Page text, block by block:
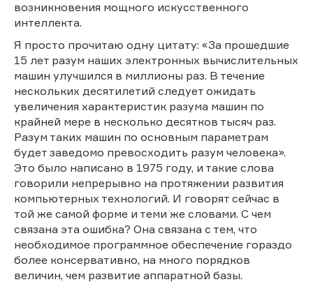
возникновения мощного искусственного
интеллекта.
Я просто прочитаю одну цитату: «За прошедшие
15 лет разум наших электронных вычислительных
машин улучшился в миллионы раз. В течение
нескольких десятилетий следует ожидать
увеличения характеристик разума машин по
крайней мере в несколько десятков тысяч раз.
Разум таких машин по основным параметрам
будет заведомо превосходить разум человека».
Это было написано в 1975 году, и такие слова
говорили непрерывно на протяжении развития
компьютерных технологий. И говорят сейчас в
той же самой форме и теми же словами. С чем
связана эта ошибка? Она связана с тем, что
необходимое программное обеспечение гораздо
более консервативно, на много порядков
величин, чем развитие аппаратной базы.